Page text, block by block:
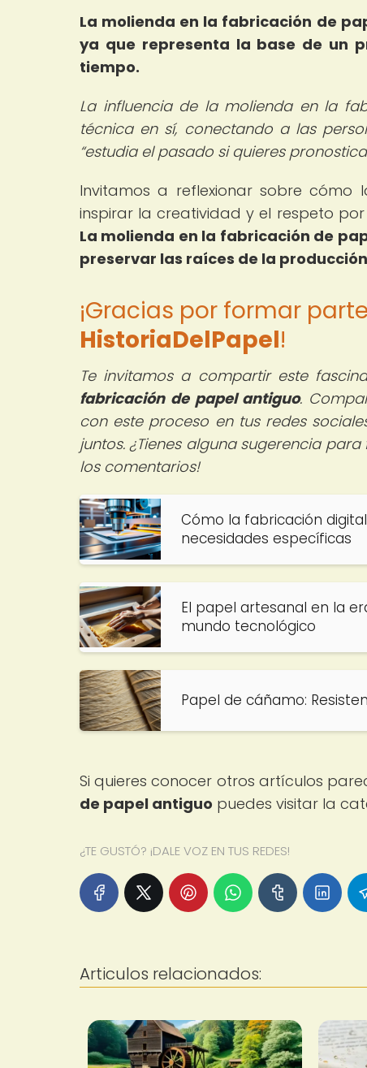
La molienda en la fabricación de
ya que representa la base de un
tiempo.
La influencia de la molienda en la
técnica en sí, conectando a las
estudia el pasado si quieres
Invitamos a reflexionar sobre cómo
inspirar la creatividad y el respeto
La molienda en la fabricación de
preservar las raíces de la
¡Gracias por formar
HistoriaDelPapel!
Te invitamos a compartir este
fabricación de papel antiguo.
con este proceso en tus redes
juntos. ¿Tienes alguna sugerencia
los comentarios!
Cómo la fabricación
necesidades específicas
El papel artesanal en la
mundo tecnológico
Papel de cáñamo:
Si quieres conocer otros artículos
de papel antiguo puedes visitar la
¿TE GUSTÓ? ¡DALE VOZ EN TUS REDES!
Articulos relacionados: